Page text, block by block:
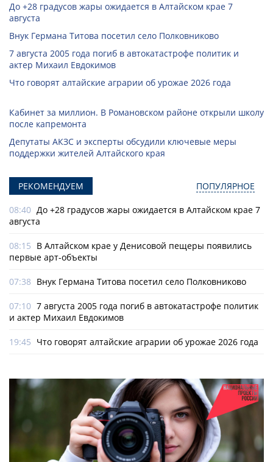
До +28 градусов жары ожидается в Алтайском крае 7
августа
Внук Германа Титова посетил село Полковниково
7 августа 2005 года погиб в автокатастрофе политик и
актер Михаил Евдокимов
Что говорят алтайские аграрии об урожае 2026 года
Кабинет за миллион. В Романовском районе открыли школу
после капремонта
Депутаты АКЗС и эксперты обсудили ключевые меры
поддержки жителей Алтайского края
РЕКОМЕНДУЕМ ПОПУЛЯРНОЕ
08:40 До +28 градусов жары ожидается в Алтайском крае 7
августа
08:15 В Алтайском крае у Денисовой пещеры появились
первые арт-объекты
07:38 Внук Германа Титова посетил село Полковниково
07:10 7 августа 2005 года погиб в автокатастрофе политик
и актер Михаил Евдокимов
19:45 Что говорят алтайские аграрии об урожае 2026 года